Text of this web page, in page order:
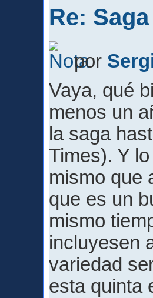
Re:
por
Vaya, qué
menos un
la saga
Times). Y
mismo que
que es un
mismo
incluyesen
variedad
esta quinta